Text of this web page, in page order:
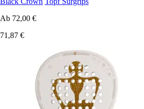
Ab 72,00 €
71,87 €